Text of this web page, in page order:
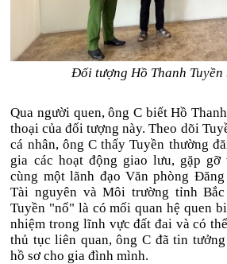
Đối tượng Hồ Thanh
Qua người quen, ông C biết Hồ
thoại của đối tượng này. Theo dõi
cá nhân, ông C thấy Tuyền thường
gia các hoạt động giao lưu, gặp gỡ
cùng một lãnh đạo Văn phòng
Tài nguyên và Môi trường tỉnh
Tuyền "nổ" là có mối quan hệ quen
nhiệm trong lĩnh vực đất đai và có
thủ tục liên quan, ông C đã tin
hồ sơ cho gia đình mình.